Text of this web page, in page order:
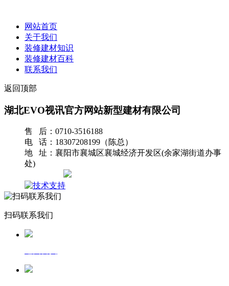
网站首页
关于我们
装修建材知识
装修建材百科
联系我们
返回顶部
湖北EVO视讯官方网站新型建材有限公司
售 后：0710-3516188
电 话：18307208199（陈总）
地 址：襄阳市襄城区襄城经济开发区(余家湖街道办事
处)
扫码联系我们